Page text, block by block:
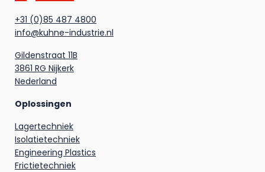
+31 (0)85 487 4800
info@kuhne-industrie.nl
Gildenstraat 11B
3861 RG Nijkerk
Nederland
Oplossingen
Lagertechniek
Isolatietechniek
Engineering Plastics
Frictietechniek